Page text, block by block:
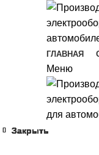
ГЛАВНАЯ
Меню
Закрыть
Закрыть
Закрыть
Закрыть
Закрыть
Закрыть
Закрыть
Закрыть